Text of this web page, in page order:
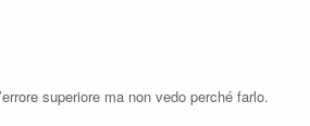
superiore ma non vedo perché farlo.